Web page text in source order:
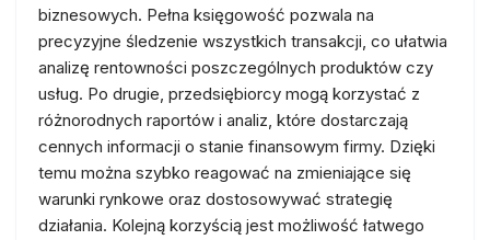
biznesowych. Pełna księgowość pozwala na
precyzyjne śledzenie wszystkich transakcji, co ułatwia
analizę rentowności poszczególnych produktów czy
usług. Po drugie, przedsiębiorcy mogą korzystać z
różnorodnych raportów i analiz, które dostarczają
cennych informacji o stanie finansowym firmy. Dzięki
temu można szybko reagować na zmieniające się
warunki rynkowe oraz dostosowywać strategię
działania. Kolejną korzyścią jest możliwość łatwego